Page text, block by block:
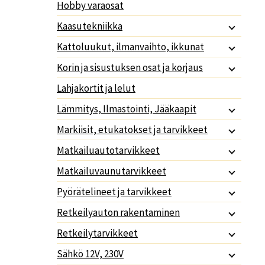
Hobby varaosat
Kaasutekniikka
Kattoluukut, ilmanvaihto, ikkunat
Korin ja sisustuksen osat ja korjaus
Lahjakortit ja lelut
Lämmitys, Ilmastointi, Jääkaapit
Markiisit, etukatokset ja tarvikkeet
Matkailuautotarvikkeet
Matkailuvaunutarvikkeet
Pyörätelineet ja tarvikkeet
Retkeilyauton rakentaminen
Retkeilytarvikkeet
Sähkö 12V, 230V